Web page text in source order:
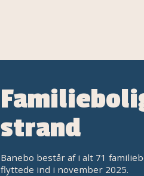
strand
Banebo består af i alt 71
flyttede ind i november 2025.